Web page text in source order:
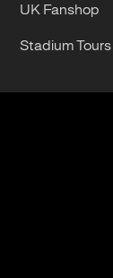
UK Fanshop
Stadium Tours